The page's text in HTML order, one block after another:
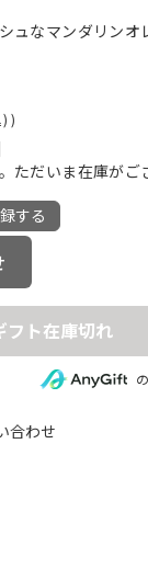
ュなマンダリンオ
ただいま在庫がご
する
フト在庫切れ
合わせ